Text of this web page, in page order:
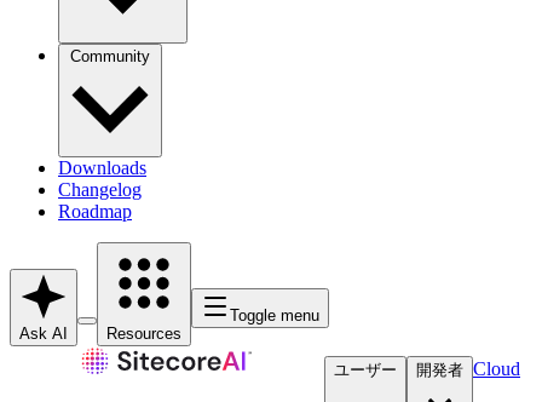
Community
Downloads
Changelog
Roadmap
Ask AI Resources
Toggle menu
ユーザー 開発者​ Cloud